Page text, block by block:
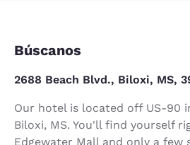
Búscanos
2688 Beach Blvd., Biloxi, MS,
Our hotel is located off US-90
Biloxi, MS. You'll find yourself
Edgewater Mall and only a few